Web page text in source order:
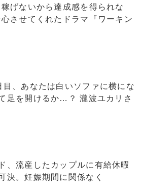
げないから達成感を得られな
させてくれたドラマ『ワーキン
目、あなたは白いソファに横にな
足を開けるか…？ 瀧波ユカリさ
、流産したカップルに有給休暇
決。妊娠期間に関係なく